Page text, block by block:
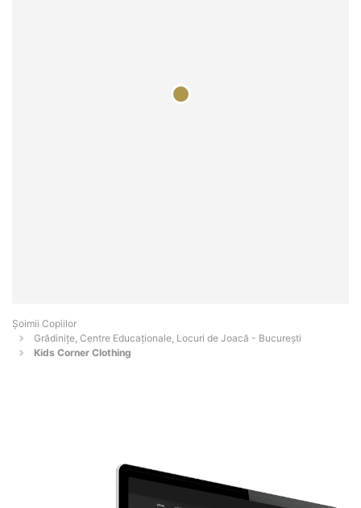
Șoimii Copiilor
Grădinițe, Centre Educaționale, Locuri de Joacă - Bucureşti
Kids Corner Clothing